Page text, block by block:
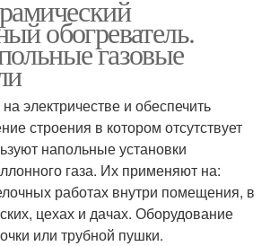
обогреватель.
газовые
электричестве и обеспечить
строения в котором отсутствует
напольные установки
газа. Их применяют на:
работах внутри помещения, в
цехах и дачах. Оборудование
или трубной пушки.